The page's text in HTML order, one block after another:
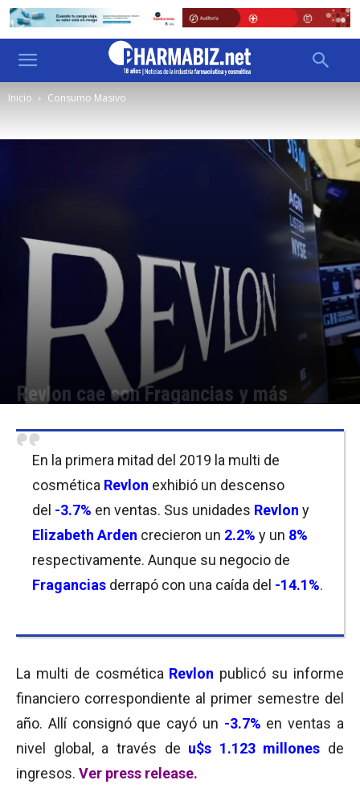
Inicio Consumo Masivo
Revlon cae con Fragancias y más
En la primera mitad del 2019 la multi de
cosmética Revlon exhibió un descenso
del -3.7% en ventas. Sus unidades Revlon y
Elizabeth Arden crecieron un 2.2% y un 8%
respectivamente. Aunque su negocio de
Fragancias derrapó con una caída del -14.1%.
La multi de cosmética Revlon publicó su informe
financiero correspondiente al primer semestre del
año. Allí consignó que cayó un -3.7% en ventas a
nivel global, a través de u$s 1.123 millones de
ingresos. Ver press release.